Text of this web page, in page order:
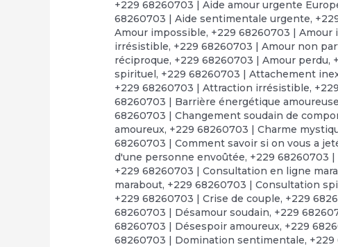
+229 68260703 | Aide amour urgente
68260703 | Aide sentimentale urgente,
Amour impossible, +229 68260703 | Amour
irrésistible, +229 68260703 | Amour non
réciproque, +229 68260703 | Amour perdu,
spirituel, +229 68260703 | Attachement
+229 68260703 | Attraction irrésistible,
68260703 | Barrière énergétique amoureuse
68260703 | Changement soudain de
amoureux, +229 68260703 | Charme
68260703 | Comment savoir si on vous a
d'une personne envoûtée, +229 68260703
+229 68260703 | Consultation en ligne
marabout, +229 68260703 | Consultation
+229 68260703 | Crise de couple, +229
68260703 | Désamour soudain, +229
68260703 | Désespoir amoureux, +229
68260703 | Domination sentimentale,